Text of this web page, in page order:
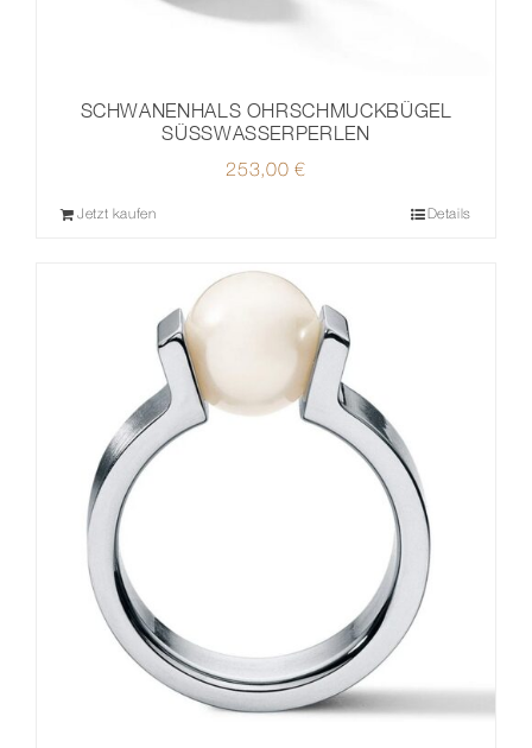
SCHWANENHALS OHRSCHMUCKBÜGEL
SÜSSWASSERPERLEN
253,00 €
Jetzt kaufen Details